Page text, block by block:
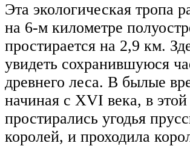
Эта экологическая тропа
на 6-м километре
простирается на 2,9 км.
увидеть сохранившуюся
древнего леса. В былые
начиная с XVI века, в
простирались угодья
королей, и проходила